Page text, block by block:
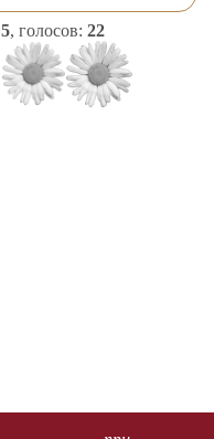
5, голосов: 22